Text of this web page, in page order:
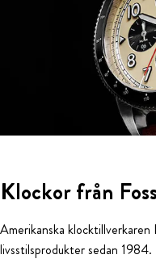
Klockor från
Amerikanska
livsstilsprodukter sedan